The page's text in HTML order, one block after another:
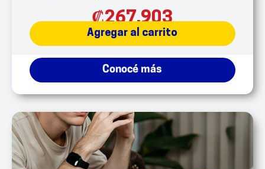
₡267,903
Agregar al carrito
Conocé más